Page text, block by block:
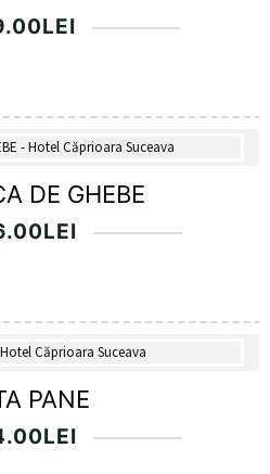
LEI
DE GHEBE
LEI
PANE
LEI